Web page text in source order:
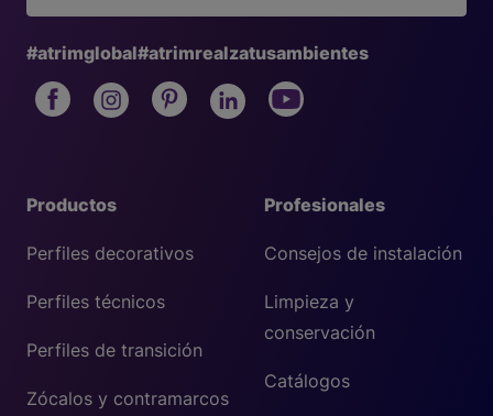
Profesionales
Consejos de instalación
Limpieza y
conservación
Catálogos
Productos
Perfiles decorativos
Perfiles técnicos
Perfiles de transición
Zócalos y contramarcos
#atrimglobal#atrimrealzatusambientes